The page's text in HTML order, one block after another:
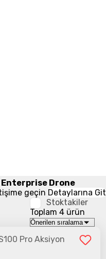
Enterprise Drone
geçin Detaylarına Git
Stoktakiler
Toplam 4 ürün